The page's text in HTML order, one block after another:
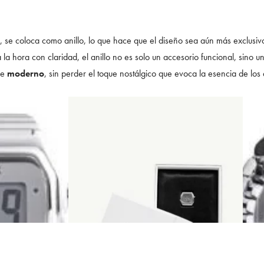
, se coloca como anillo, lo que hace que el diseño sea aún más
la hora con claridad, el anillo no es solo un accesorio funcional, sino
moderno, sin perder el toque nostálgico que evoca la esencia de